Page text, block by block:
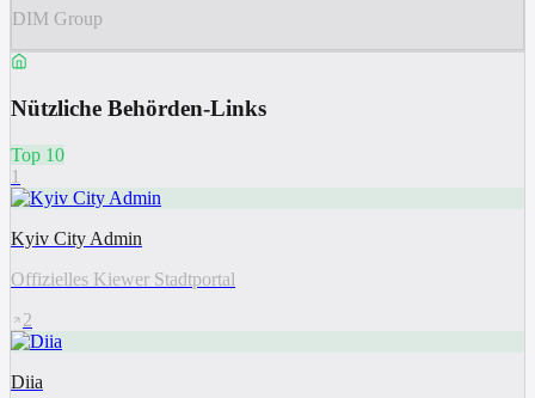
DIM Group
Nützliche Behörden-Links
Top 10
1
Kyiv City Admin
Offizielles Kiewer Stadtportal
2
Diia